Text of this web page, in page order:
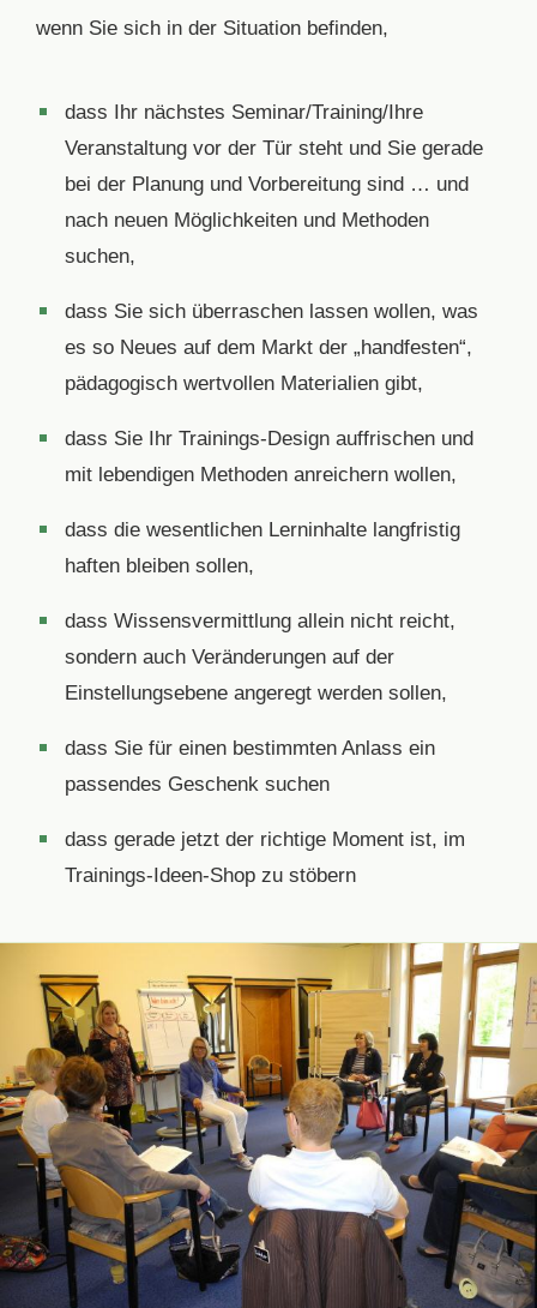
wenn Sie sich in der Situation befinden,
dass Ihr nächstes Seminar/Training/Ihre
Veranstaltung vor der Tür steht und Sie gerade
bei der Planung und Vorbereitung sind … und
nach neuen Möglichkeiten und Methoden
suchen,
dass Sie sich überraschen lassen wollen, was
es so Neues auf dem Markt der „handfesten“,
pädagogisch wertvollen Materialien gibt,
dass Sie Ihr Trainings-Design auffrischen und
mit lebendigen Methoden anreichern wollen,
dass die wesentlichen Lerninhalte langfristig
haften bleiben sollen,
dass Wissensvermittlung allein nicht reicht,
sondern auch Veränderungen auf der
Einstellungsebene angeregt werden sollen,
dass Sie für einen bestimmten Anlass ein
passendes Geschenk suchen
dass gerade jetzt der richtige Moment ist, im
Trainings-Ideen-Shop zu stöbern